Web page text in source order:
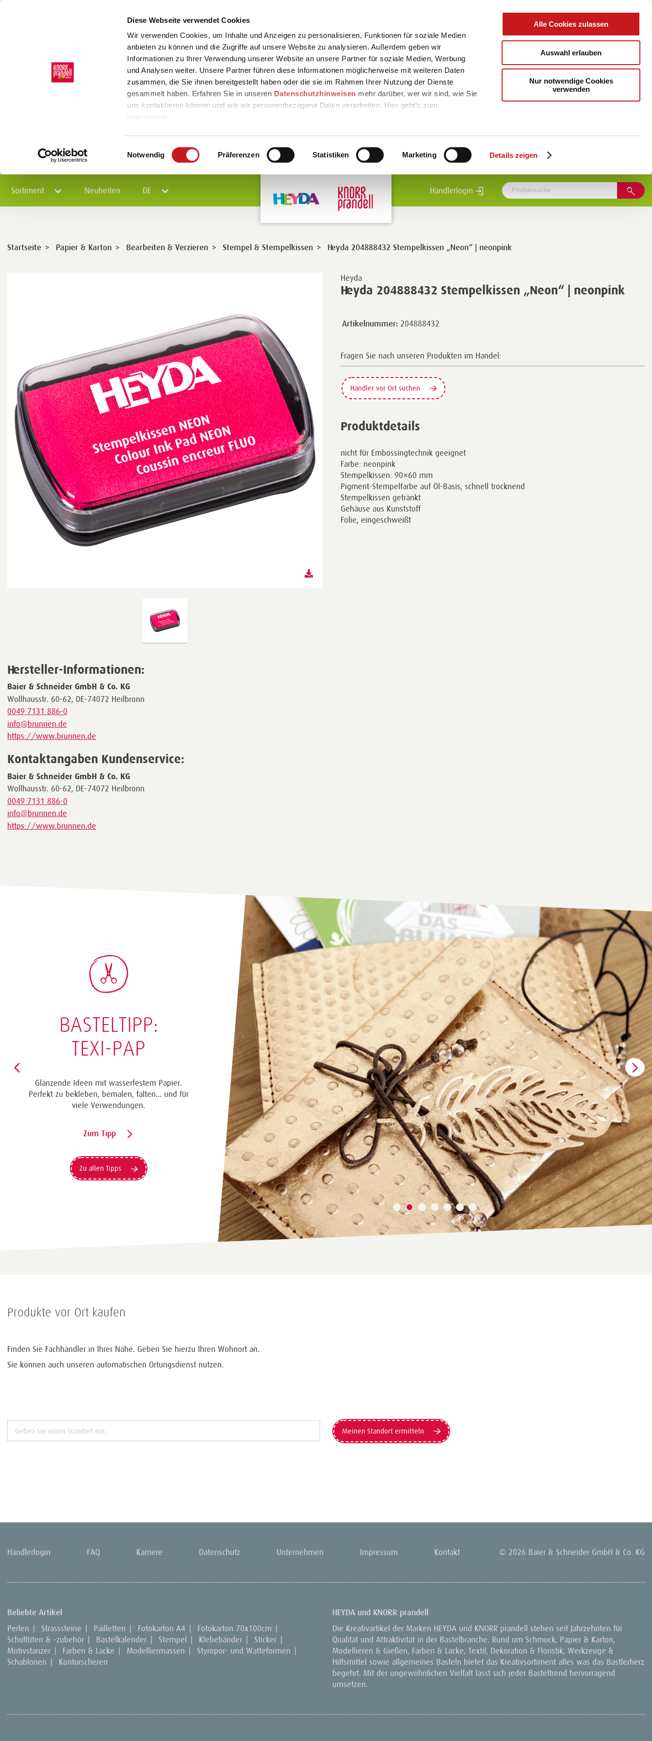
Diese Webseite verwendet Cookies
Wir verwenden Cookies, um Inhalte und Anzeigen zu personalisieren, Funktionen für soziale Medien
anbieten zu können und die Zugriffe auf unsere Website zu analysieren. Außerdem geben wir
Informationen zu Ihrer Verwendung unserer Website an unsere Partner für soziale Medien, Werbung
und Analysen weiter. Unsere Partner führen diese Informationen möglicherweise mit weiteren Daten
zusammen, die Sie ihnen bereitgestellt haben oder die sie im Rahmen Ihrer Nutzung der Dienste
gesammelt haben. Erfahren Sie in unseren Datenschutzhinweisen mehr darüber, wer wir sind, wie Sie
uns kontaktieren können und wie wir personenbezogene Daten verarbeiten. Hier geht’s zum
Impressum
Einwilligungsauswahl
Notwendig Präferenzen Statistiken Marketing Details zeigen
Alle Cookies zulassen
Auswahl erlauben
Nur notwendige Cookies
verwenden
Sortiment Neuheiten DE Händlerlogin
Heyda
Heyda 204888432 Stempelkissen „Neon“ | neonpink
Startseite > Papier & Karton > Bearbeiten & Verzieren > Stempel & Stempelkissen > Heyda 204888432 Stempelkissen „Neon“ | neonpink
Artikelnummer: 204888432
Fragen Sie nach unseren Produkten im Handel:
Händler vor Ort suchen
Produktdetails
nicht für Embossingtechnik geeignet
Farbe: neonpink
Stempelkissen: 90×60 mm
Pigment-Stempelfarbe auf Öl-Basis, schnell trocknend
Stempelkissen getränkt
Gehäuse aus Kunststoff
Folie, eingeschweißt
Hersteller-Informationen:
Baier & Schneider GmbH & Co. KG
Wollhausstr. 60-62, DE-74072 Heilbronn
0049 7131 886-0
info@brunnen.de
https://www.brunnen.de
Kontaktangaben Kundenservice:
Baier & Schneider GmbH & Co. KG
Wollhausstr. 60-62, DE-74072 Heilbronn
0049 7131 886-0
info@brunnen.de
https://www.brunnen.de
BASTELTIPP:
TEXI-PAP
Glänzende Ideen mit wasserfestem Papier.
Perfekt zu bekleben, bemalen, falten... und für
viele Verwendungen.
Zum Tipp
Zu allen Tipps
Produkte vor Ort kaufen
Finden Sie Fachhändler in Ihrer Nähe. Geben Sie hierzu Ihren Wohnort an.
Sie können auch unseren automatischen Ortungsdienst nutzen.
Meinen Standort ermitteln
Händlerlogin FAQ Karriere Datenschutz Unternehmen Impressum Kontakt © 2026 Baier & Schneider GmbH & Co. KG
Beliebte Artikel
Perlen Strasssteine Pailletten Fotokarton A4 Fotokarton 70x100cm
Schultüten & -zubehör
Bastelkalender Stempel Klebebänder Sticker
Motivstanzer
Farben & Lacke Modelliermassen Styropor- und Watteformen
Schablonen
Konturscheren
HEYDA und KNORR prandell
Die Kreativartikel der Marken HEYDA und KNORR prandell stehen seit Jahrzehnten für
Qualität und Attraktivität in der Bastelbranche. Rund um Schmuck, Papier & Karton,
Modellieren & Gießen, Farben & Lacke, Textil, Dekoration & Floristik, Werkzeuge &
Hilfsmittel sowie allgemeines Basteln bietet das Kreativsortiment alles was das Bastlerherz
begehrt. Mit der ungewöhnlichen Vielfalt lässt sich jeder Basteltrend hervorragend
umsetzen.